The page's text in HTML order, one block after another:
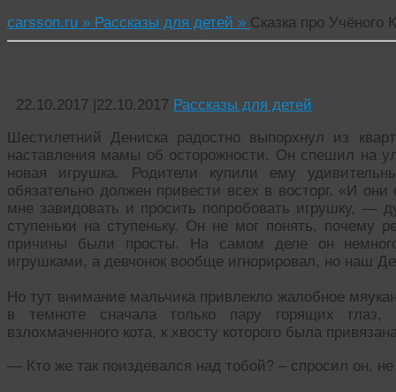
carsson.ru » Рассказы для детей » Сказка про Учёного
22.10.2017 |22.10.2017 Рассказы для детей
Шестилетний Дениска радостно выпорхнул из
наставления мамы об осторожности. Он спешил на
новая игрушка. Родители купили ему
обязательно должен привести всех в восторг. «И
мне завидовать и просить попробовать игрушку, —
ступеньки на ступеньку. Он не мог понять, почему
причины были просты. На самом деле он
игрушками, а девчонок вообще игнорировал, но наш
Но тут внимание мальчика привлекло жалобное
в темноте сначала только пару горящих глаз,
взлохмаченного кота, к хвосту которого была
— Кто же так поиздевался над тобой? – спросил он,